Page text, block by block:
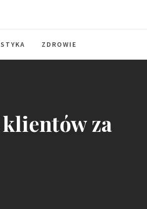
ZDROWIE
za